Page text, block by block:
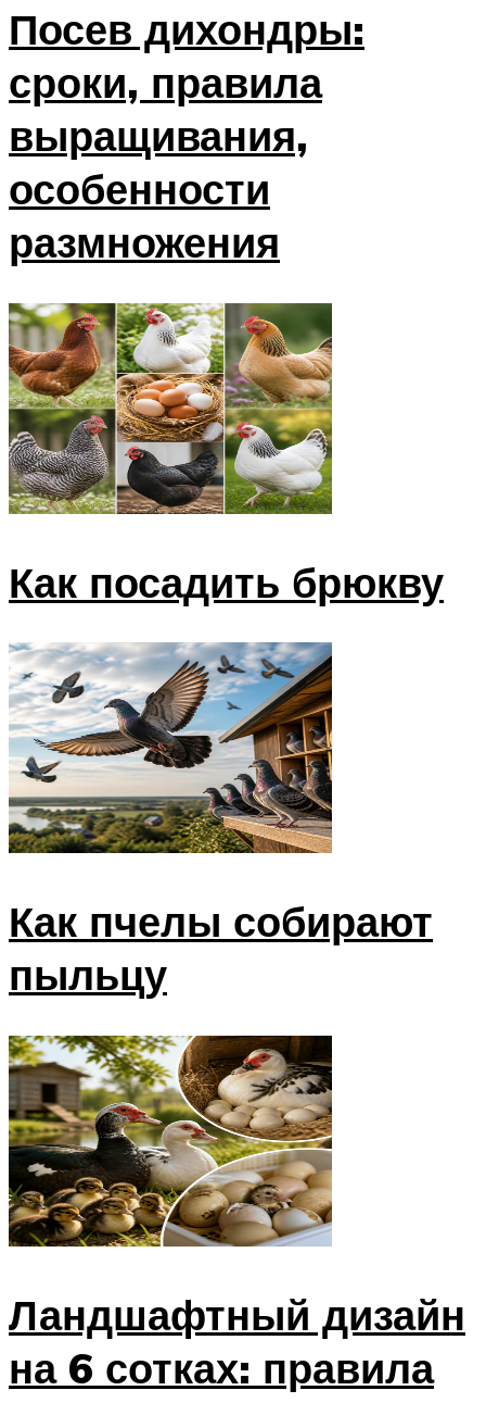
Посев дихондры:
сроки, правила
выращивания,
особенности
размножения
Как посадить брюкву
Как пчелы собирают
пыльцу
Ландшафтный дизайн
на 6 сотках: правила